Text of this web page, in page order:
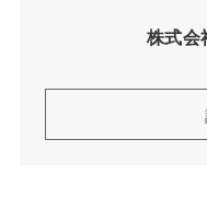
株式会